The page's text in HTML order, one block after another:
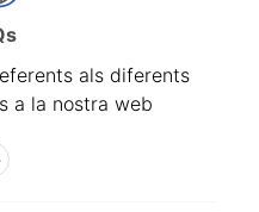
als diferents
a la nostra web